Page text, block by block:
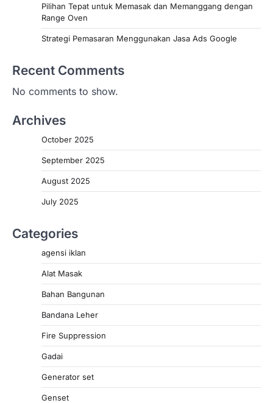
Pilihan Tepat untuk Memasak dan Memanggang dengan
Range Oven
Strategi Pemasaran Menggunakan Jasa Ads Google
Recent Comments
No comments to show.
Archives
October 2025
September 2025
August 2025
July 2025
Categories
agensi iklan
Alat Masak
Bahan Bangunan
Bandana Leher
Fire Suppression
Gadai
Generator set
Genset